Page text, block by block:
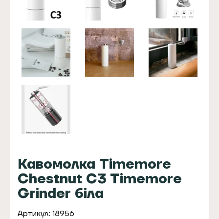
Кавомолка Timemore
Chestnut C3 Timemore
Grinder біла
Артикул: 18956